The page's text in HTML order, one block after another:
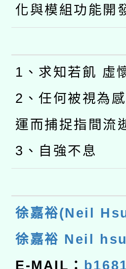
化與模組功能開
1、求知若飢 虛
2、任何被視為
運而捕捉指間流
3、自強不息
徐嘉裕(Neil
徐嘉裕 Neil hsu
E-MAIL：